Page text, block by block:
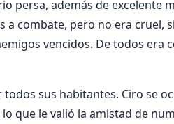
persa, además de excelente
combate, pero no era cruel,
vencidos. De todos era
sus habitantes. Ciro se
que le valió la amistad de